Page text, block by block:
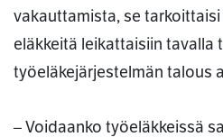
vakauttamista, se
eläkkeitä leikattaisiin tavalla
työeläkejärjestelmän talous
– Voidaanko työeläkkeissä